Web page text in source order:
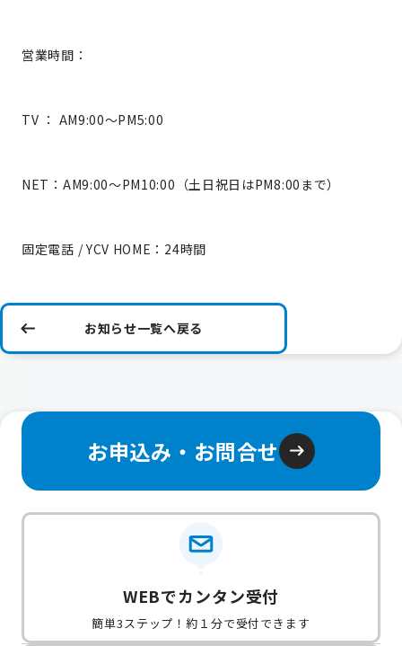
営業時間：
TV ： AM9:00～PM5:00
NET：AM9:00～PM10:00（土日祝日はPM8:00まで）
固定電話 / YCV HOME：24時間
お知らせ一覧へ戻る
お申込み・お問合せ
WEBでカンタン受付
簡単3ステップ！約１分で受付できます